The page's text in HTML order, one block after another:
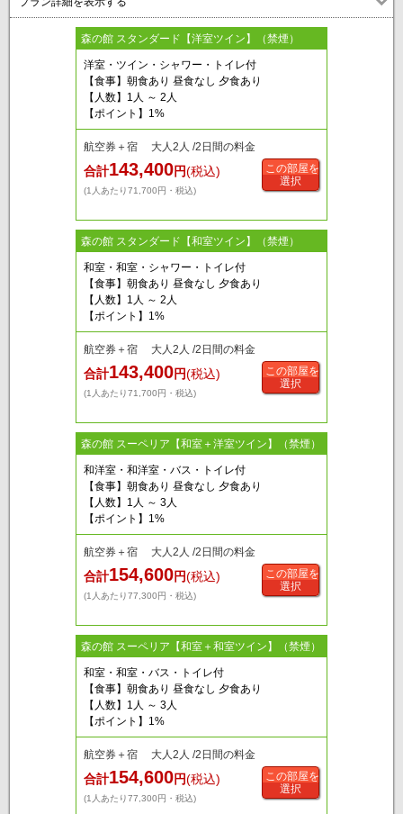
森の館 スタンダード【洋室ツイン】（禁煙）
洋室・ツイン・シャワー・トイレ付
【食事】朝食あり 昼食なし 夕食あり
【人数】1人 ～ 2人
【ポイント】1%
航空券＋宿 大人2人 /2日間の料金
合計143,400円(税込)
(1人あたり71,700円・税込)
この部屋を
選択
森の館 スタンダード【和室ツイン】（禁煙）
和室・和室・シャワー・トイレ付
【食事】朝食あり 昼食なし 夕食あり
【人数】1人 ～ 2人
【ポイント】1%
航空券＋宿 大人2人 /2日間の料金
合計143,400円(税込)
(1人あたり71,700円・税込)
この部屋を
選択
森の館 スーペリア【和室＋洋室ツイン】（禁煙）
和洋室・和洋室・バス・トイレ付
【食事】朝食あり 昼食なし 夕食あり
【人数】1人 ～ 3人
【ポイント】1%
航空券＋宿 大人2人 /2日間の料金
合計154,600円(税込)
(1人あたり77,300円・税込)
この部屋を
選択
森の館 スーペリア【和室＋和室ツイン】（禁煙）
和室・和室・バス・トイレ付
【食事】朝食あり 昼食なし 夕食あり
【人数】1人 ～ 3人
【ポイント】1%
航空券＋宿 大人2人 /2日間の料金
合計154,600円(税込)
(1人あたり77,300円・税込)
この部屋を
選択